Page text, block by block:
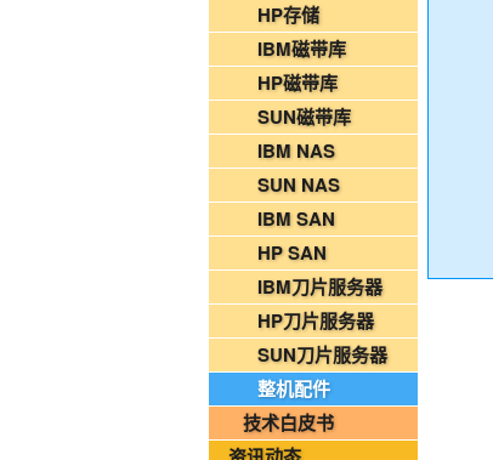
2026年08月06日-IT运维资讯日报
2026年08月06日-铁路智慧运维资讯
2026年08月06日-烟草IT运维资讯日报
2026年08月05日-金支点IT运维资讯
2026年08月05日-金支点铁路智慧运
2026年08月05日-金支点烟草IT运维
20260804-金支点IT运维资讯日报
20260804-金支点铁路智慧运维资
20260804-金支点烟草IT运维资讯日报
2026年08月03日-金支点IT运维资讯
2026年08月03日-金支点铁路智慧运
2026年08月03日-金支点烟草IT运维
2026年08月02日-金支点IT运维资讯
HP存储
IBM磁带库
HP磁带库
SUN磁带库
IBM NAS
SUN NAS
IBM SAN
HP SAN
IBM刀片服务器
HP刀片服务器
SUN刀片服务器
整机配件
技术白皮书